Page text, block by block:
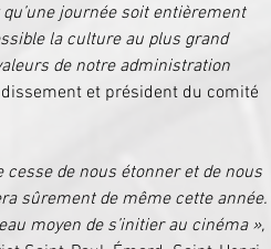
journée soit entièrement
la culture au plus grand
de notre administration
et président du comité
de nous étonner et de nous
sûrement de même cette année.
moyen de s’initier au cinéma »,